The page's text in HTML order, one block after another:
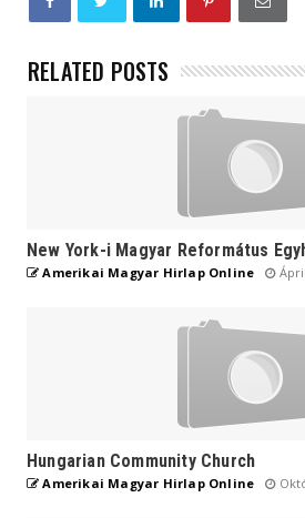
RELATED POSTS
New York-i Magyar Református
Amerikai Magyar Hirlap Online
Hungarian Community Church
Amerikai Magyar Hirlap Online